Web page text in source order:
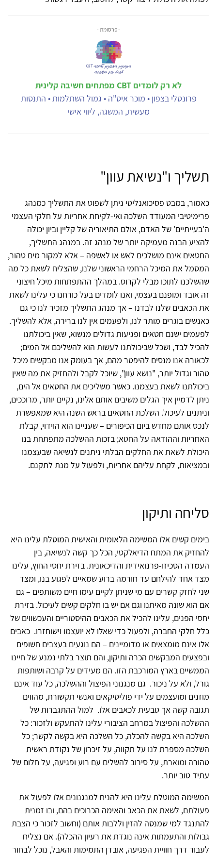
- פרסומת -
לא רק לומדים CBT מפתחים חשיבה קלינית
פרונטלי בצפון • מוכר איט"ה • גמול השתלמות • התנסות
מעשית, המשגה, ליווי אישי
תשליך ו"נשיאת עוון"
כאמור, במבט פסיכואנליטי ניתן לשפוט את התשליך כמנהג
פרימיטיבי המעודד השלכה ואי-לקיחת אחריות על חלקי העצמי
ה'בעייתיים' של האדם, אולם התיאוריה של קליין וביון יכולה
להציע הבנה מעמיקה יותר של מנהג זה. במנהג התשליך,
החטאים אינם מושלכים לאש או לאשפה – אלא למקור מים טהור,
המסמל את המיכל הרחמי הראשוני שלנו, שהצליח לשאת כל מה
שהשלכנו לתוכו מבלי לקרוס. במהלך ההתפתחות מיכל חיצוני
זה אובד ומופנם בעצמי, ואנו לומדים בעל כורחנו כי עלינו לשאת
את הכאבים שלנו לבדנו – אך מנהג התשליך מזכיר לנו כי גם
כאנשים בוגרים מותר לנו, ולפעמים אין לנו ברירה, אלא להשליך.
לפעמים ישנם חטאים ופגיעות גדולים מנשוא, שאין ביכולתנו
להכיל לבד, ושכל שביכולתנו לעשות הוא להשליכם אל המים;
לכאורה אנו מנסים להיפטר מהם, אך בעומק אנו מבקשים מיכל
טהור וגדול יותר, "נושא עוון", שיוכל לקבל ולהחזיק את מה שאין
ביכולתנו לשאת בעצמנו. כאשר משליכים את החטאים אל הים,
ניתן לדמיין איך הגלים משיבים אותם אלינו, נקיים יותר, מרוככים,
וניתנים לעיכול. השלכת החטאים בראש השנה היא שמאפשרת
לנכס אותם מחדש ביום הכיפורים – שעניינו הוא הוידוי, קבלת
האחריות וההודאה על החטא; בזכות ההשלכה מתפתחת בנו
היכולת לשאת את החלקים הבלתי ניתנים לנשיאה שבעצמנו
ובמציאות, לקחת עליהם אחריות, ולפעול על מנת לתקנם.
סליחה ותיקון
בימים קשים אלו המשימה הלאומית והאישית המוטלת עלינו היא
להחזיק את המתח הדיאלקטי, הכל כך קשה לנשיאה, בין
העמדה הסכיזו-פרנואידית והדיכאונית. בזירת יחסי החוץ, עלינו
מצד אחד להילחם עד חורמה ברוע שמאיים לפגוע בנו, ומצד
שני לחזק קשרים עם מי שניתן לקיים עימו חיים משותפים – גם
אם הוא שונה מאיתנו וגם אם יש בו חלקים קשים לעיכול. בזירת
יחסי הפנים, עלינו להכיל את הכאבים ההיסטוריים והעכשווים של
כלל חלקי החברה, ולפעול כדי שאלו לא יועצמו וישוחזרו. כאבים
אלו אינם מומצאים או מדומיינים – הם נוגעים בעצבים חשופים
ובפצעים המבקשים הכרה ותיקון, והם תוצר בלתי נמנע של חיינו
הממשיים בארץ המורכבת הזו. הם מעידים על קרבה ושותפות
גורל, ולא על ניכור. גם מנגנוני הפיצול וההשלכה, כל עוד אינם
מוזנים ומועצמים על ידי פוליטיקאים ואנשי תקשורת, מהווים
תגובה קשה אך טבעית לכאבים אלו. למול ההתגברות של
ההשלכה והפיצול במרחב הציבורי עלינו להתעקש ולזכור: כל
השלכה היא בקשה להכלה, כל השלכה היא בקשה לקשר; כל
השלכה מספרת לנו על תקווה, על זיכרון של נקודת ראשית
טהורה ומוארת, על סירוב להשלים עם רוע ופגיעה, על חלום של
עתיד טוב יותר.
המשימה המוטלת עלינו היא להניח למנגנונים אלו לפעול את
פעולתם, לשאת את הכאב והאימה הכרוכים בהם, ובו זמנית
להתנגד למי שמנסה להזין וללבות אותם (וחשוב לזכור כי הצבת
גבולות והתעמתות אינה נוגדת את רעיון ההכלה). אם נצליח
לעבור דרך חוויית הפגיעה, אובדן התמימות והאבל, נוכל לבחור